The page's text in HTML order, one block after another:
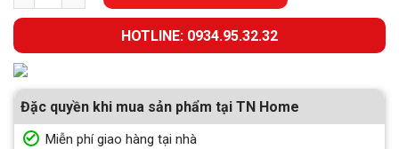
HOTLINE: 0934.95.32.32
Đặc quyền khi mua sản phẩm tại TN Home
Miễn phí giao hàng tại nhà